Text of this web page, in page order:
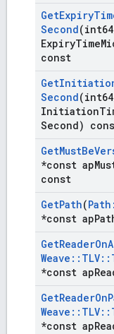
GetExpiry
Second(int64
ExpiryTime
const
Get
Second(int64
Initiation
Second)
GetMustBe
*const ap
const
GetPath(Path
*const ap
GetReaderOn
Weave :: TLV::
*const ap
GetReaderOn
Weave :: TLV::
*const ap